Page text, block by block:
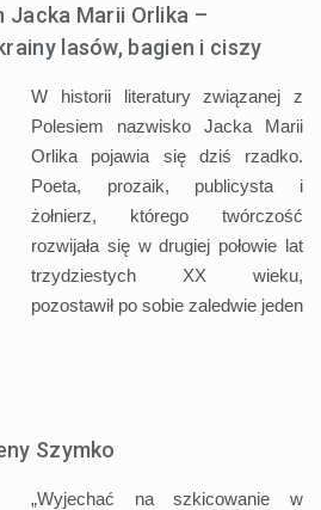
Jacka Marii Orlika –
lasów, bagien i ciszy
W historii literatury związanej z
Polesiem nazwisko Jacka Marii
Orlika pojawia się dziś rzadko.
Poeta, prozaik, publicysta i
żołnierz, którego twórczość
rozwijała się w drugiej połowie lat
trzydziestych XX wieku,
pozostawił po sobie zaledwie jeden
Szymko
„Wyjechać na szkicowanie w